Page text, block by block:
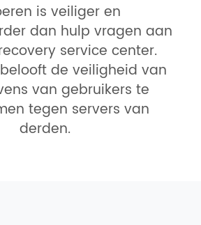
is veiliger en
dan hulp vragen aan
service center.
de veiligheid van
van gebruikers te
tegen servers van
derden.